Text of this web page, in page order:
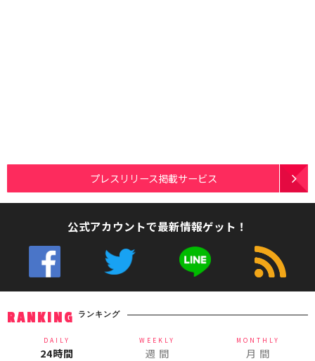
プレスリリース掲載サービス
公式アカウントで最新情報ゲット！
RANKING ランキング
DAILY
24時間
WEEKLY
週 間
MONTHLY
月 間